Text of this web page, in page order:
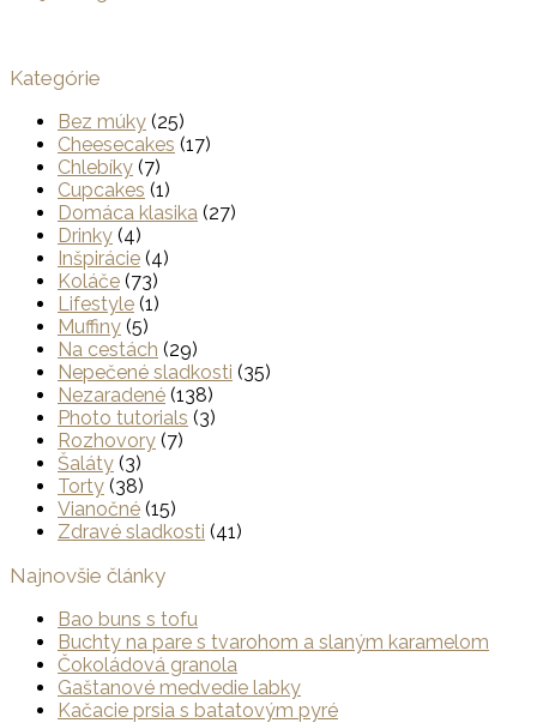
Kategórie
Bez múky (25)
Cheesecakes (17)
Chlebíky (7)
Cupcakes (1)
Domáca klasika (27)
Drinky (4)
Inšpirácie (4)
Koláče (73)
Lifestyle (1)
Muffiny (5)
Na cestách (29)
Nepečené sladkosti (35)
Nezaradené (138)
Photo tutorials (3)
Rozhovory (7)
Šaláty (3)
Torty (38)
Vianočné (15)
Zdravé sladkosti (41)
Najnovšie články
Bao buns s tofu
Buchty na pare s tvarohom a slaným karamelom
Čokoládová granola
Gaštanové medvedie labky
Kačacie prsia s batatovým pyré